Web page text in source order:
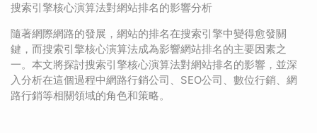
搜索引擎核心演算法對網站排名的影響分析
隨著網際網路的發展，網站的排名在搜索引擎中變得愈發關
鍵，而搜索引擎核心演算法成為影響網站排名的主要因素之
一。本文將探討搜索引擎核心演算法對網站排名的影響，並深
入分析在這個過程中網路行銷公司、SEO公司、數位行銷、網
路行銷等相關領域的角色和策略。